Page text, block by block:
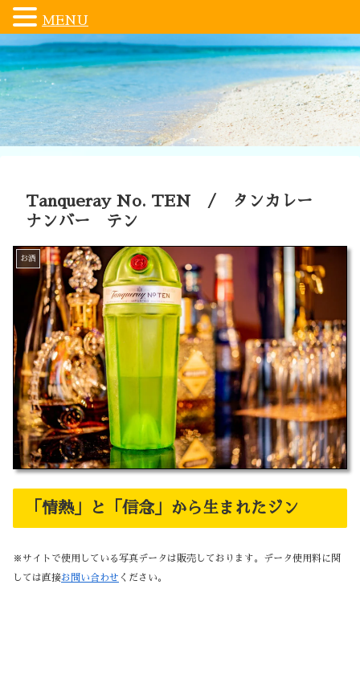
Tanqueray No. TEN / タンカレー
ナンバー テン
お酒
「情熱」と「信念」から生まれたジン
※サイトで使用している写真データは販売しております。データ使用料に関
しては直接お問い合わせ ください。
MENU